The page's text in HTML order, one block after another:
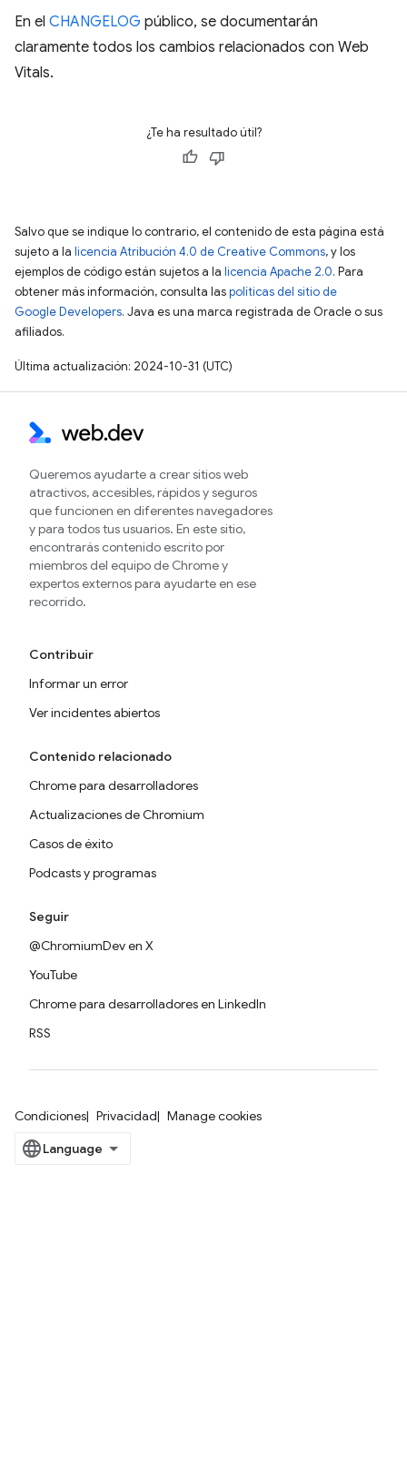
En el CHANGELOG público, se documentarán
claramente todos los cambios relacionados con Web
Vitals.
¿Te ha resultado útil?
Salvo que se indique lo contrario, el contenido de esta página está
sujeto a la licencia Atribución 4.0 de Creative Commons, y los
ejemplos de código están sujetos a la licencia Apache 2.0. Para
obtener más información, consulta laspolíticas del sitio de
Google Developers. Java es una marca registrada de Oracle o sus
afiliados.
Última actualización: 2024-10-31 (UTC)
Queremos ayudarte a crear sitios web
atractivos, accesibles, rápidos y seguros
que funcionen en diferentes navegadores
y para todos tus usuarios. En este sitio,
encontrarás contenido escrito por
miembros del equipo de Chrome y
expertos externos para ayudarte en ese
recorrido.
Contribuir
Informar un error
Ver incidentes abiertos
Contenido relacionado
Chrome para desarrolladores
Actualizaciones de Chromium
Casos de éxito
Podcasts y programas
Seguir
@ChromiumDev en X
YouTube
Chrome para desarrolladores en LinkedIn
RSS
Condiciones Privacidad Manage cookies